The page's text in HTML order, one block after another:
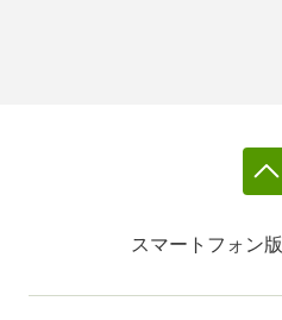
スマートフォン版